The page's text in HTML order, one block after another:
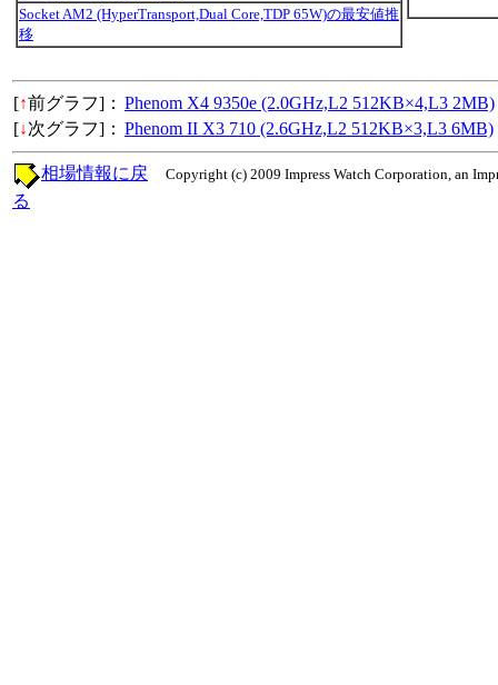
Socket AM2 (HyperTransport,Dual Core,TDP 65W)の最安値推
移
[↑前グラフ]： Phenom X4 9350e (2.0GHz,L2 512KB×4,L3 2MB)
[↓次グラフ]： Phenom II X3 710 (2.6GHz,L2 512KB×3,L3 6MB)
Copyright (c) 2009 Impress Watch Corporation, an
相場情報に戻
る